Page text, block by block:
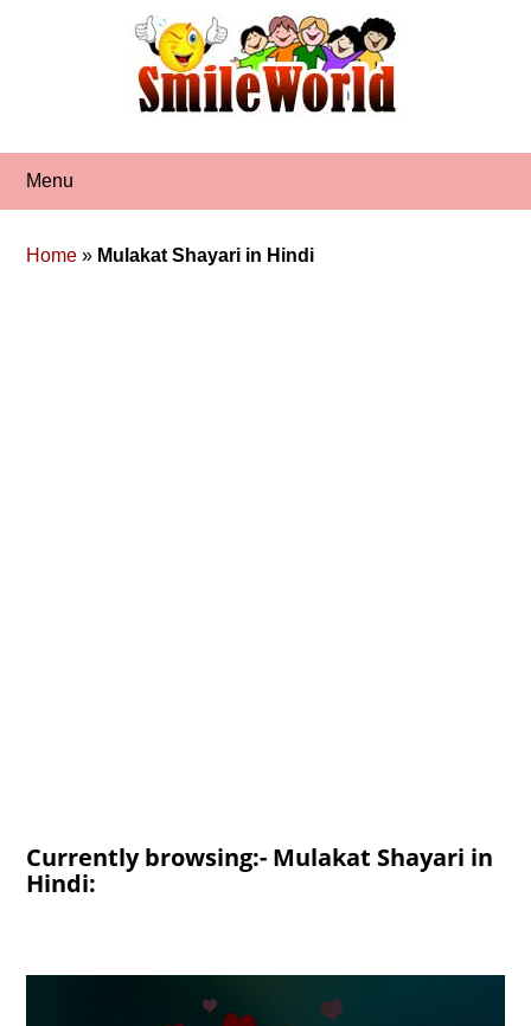
Menu
Home » Mulakat Shayari in Hindi
Currently browsing:- Mulakat Shayari in
Hindi: